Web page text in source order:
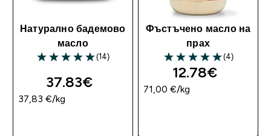
Натурално бадемово
масло
5 out of 5 stars
(14)
37.83€‎
37,83 €‎/kg
Фъстъчено масло на
прах
5 out of 5 stars
(4)
12.78€‎
71,00 €‎/kg